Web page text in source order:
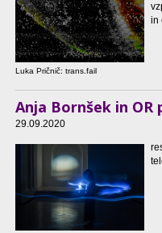
Luka Pričnič: trans.fail
in
Anja Bornšek in OR
29.09.2020